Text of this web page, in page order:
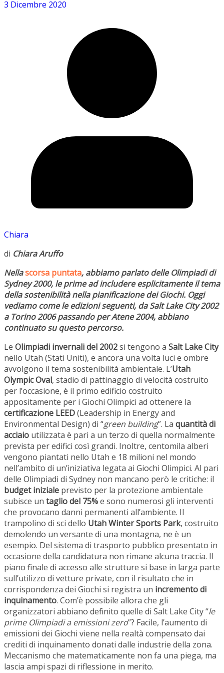
3 Dicembre 2020
Chiara
di Chiara Aruffo
Nellascorsa puntata, abbiamo parlato delle Olimpiadi di
Sydney 2000, le prime ad includere esplicitamente il tema
della sostenibilità nella pianificazione dei Giochi. Oggi
vediamo come le edizioni seguenti, da Salt Lake City 2002
a Torino 2006 passando per Atene 2004, abbiano
continuato su questo percorso.
Le Olimpiadi invernali del 2002si tengono a Salt Lake City
nello Utah (Stati Uniti), e ancora una volta luci e ombre
avvolgono il tema sostenibilità ambientale. L’Utah
Olympic Oval, stadio di pattinaggio di velocità costruito
per l’occasione, è il primo edificio costruito
appositamente per i Giochi Olimpici ad ottenere la
certificazione LEED(Leadership in Energy and
Environmental Design) di “green building”. La quantità di
acciaio utilizzata è pari a un terzo di quella normalmente
prevista per edifici così grandi. Inoltre, centomila alberi
vengono piantati nello Utah e 18 milioni nel mondo
nell’ambito di un’iniziativa legata ai Giochi Olimpici. Al pari
delle Olimpiadi di Sydney non mancano però le critiche: il
budget iniziale previsto per la protezione ambientale
subisce un taglio del 75%e sono numerosi gli interventi
che provocano danni permanenti all’ambiente. Il
trampolino di sci dello Utah Winter Sports Park, costruito
demolendo un versante di una montagna, ne è un
esempio. Del sistema di trasporto pubblico presentato in
occasione della candidatura non rimane alcuna traccia. Il
piano finale di accesso alle strutture si base in larga parte
sull’utilizzo di vetture private, con il risultato che in
corrispondenza dei Giochi si registra un incremento di
inquinamento. Com’è possibile allora che gli
organizzatori abbiano definito quelle di Salt Lake City “le
prime Olimpiadi a emissioni zero”? Facile, l’aumento di
emissioni dei Giochi viene nella realtà compensato dai
crediti di inquinamento donati dalle industrie della zona.
Meccanismo che matematicamente non fa una piega, ma
lascia ampi spazi di riflessione in merito.